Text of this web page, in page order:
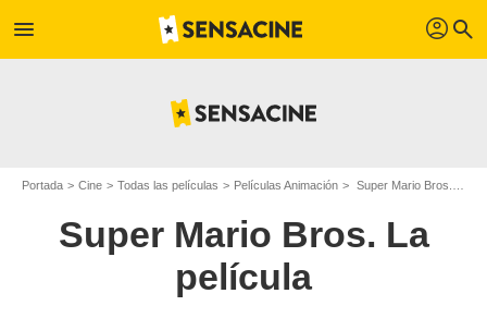
menu profil search
Portada Cine Todas las películas Películas Animación Super Mario Bros. La película
Super Mario Bros. La
película